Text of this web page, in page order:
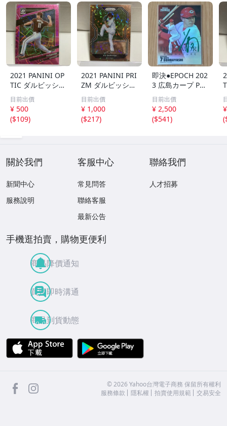
2021 PANINI OP
TIC ダルビッシュ
有 249枚限定
シリアルカード
パドレス
目前出價
¥ 500
($109)
2021 PANINI PRI
ZM ダルビッシュ
有 40枚限定
シリアルカード
パドレス
目前出價
¥ 1,000
($217)
即決●EPOCH 202
3 広島カープ PRE
MIER EDITION
堂林翔太 /5枚限
定 デコモリ緑箔
サインカード #D
目前出價
¥ 2,500
($541)
(
關於我們
新聞中心
服務說明
客服中心
常見問答
聯絡客服
最新公告
聯絡我們
人才招募
手機逛拍賣，購物更便利
商品降價通知
買賣即時溝通
商品到貨動態
APP Store
facebook ©2026 Yahoo台灣電子商務 保留所有權利
服務條款
隱私權 拍賣使用規範 交易安全